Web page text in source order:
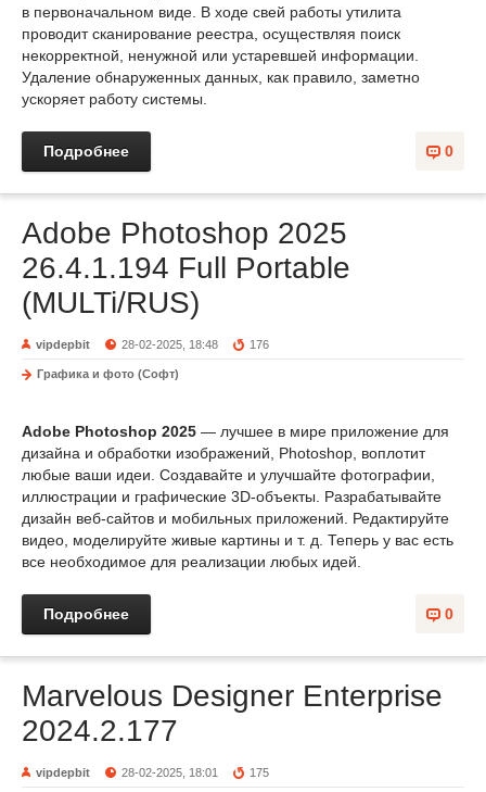
в первоначальном виде. В ходе свей работы утилита
проводит сканирование реестра, осуществляя поиск
некорректной, ненужной или устаревшей информации.
Удаление обнаруженных данных, как правило, заметно
ускоряет работу системы.
0
Подробнее
Adobe Photoshop 2025
26.4.1.194 Full Portable
(MULTi/RUS)
vipdepbit 28-02-2025, 18:48 176
Графика и фото (Софт)
Adobe Photoshop 2025 — лучшее в мире приложение для
дизайна и обработки изображений, Photoshop, воплотит
любые ваши идеи. Создавайте и улучшайте фотографии,
иллюстрации и графические 3D-объекты. Разрабатывайте
дизайн веб-сайтов и мобильных приложений. Редактируйте
видео, моделируйте живые картины и т. д. Теперь у вас есть
все необходимое для реализации любых идей.
0
Подробнее
Marvelous Designer Enterprise
2024.2.177
vipdepbit 28-02-2025, 18:01 175